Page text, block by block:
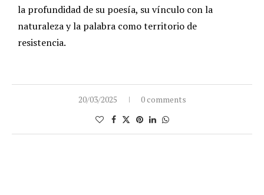
la profundidad de su poesía, su vínculo con la
naturaleza y la palabra como territorio de
resistencia.
20/03/2025 0 comments